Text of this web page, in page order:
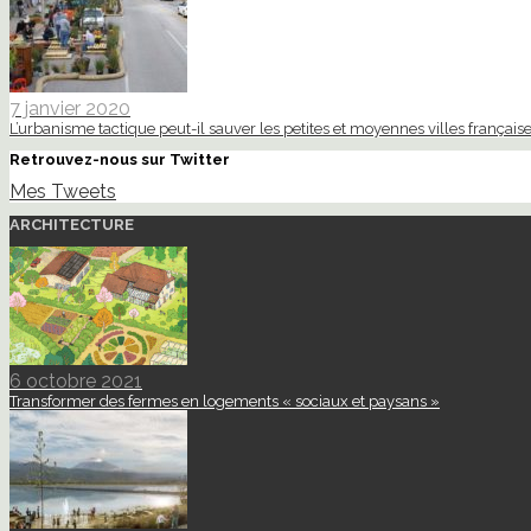
7 janvier 2020
L’urbanisme tactique peut-il sauver les petites et moyennes villes
Retrouvez-nous sur Twitter
Mes Tweets
ARCHITECTURE
6 octobre 2021
Transformer des fermes en logements « sociaux et paysans »